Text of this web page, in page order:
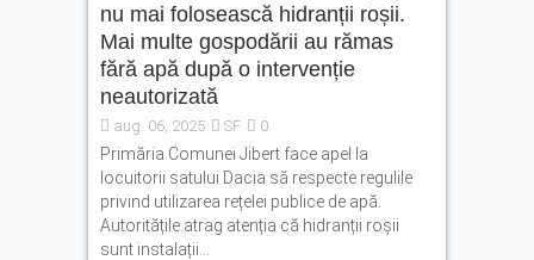
nu mai folosească hidranții roșii.
Mai multe gospodării au rămas
fără apă după o intervenție
neautorizată
aug. 06, 2025 SF 0
Primăria Comunei Jibert face apel la
locuitorii satului Dacia să respecte regulile
privind utilizarea rețelei publice de apă.
Autoritățile atrag atenția că hidranții roșii
sunt instalații...